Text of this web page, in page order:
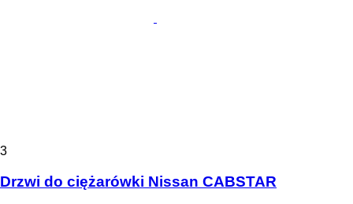
3
Drzwi do ciężarówki Nissan CABSTAR